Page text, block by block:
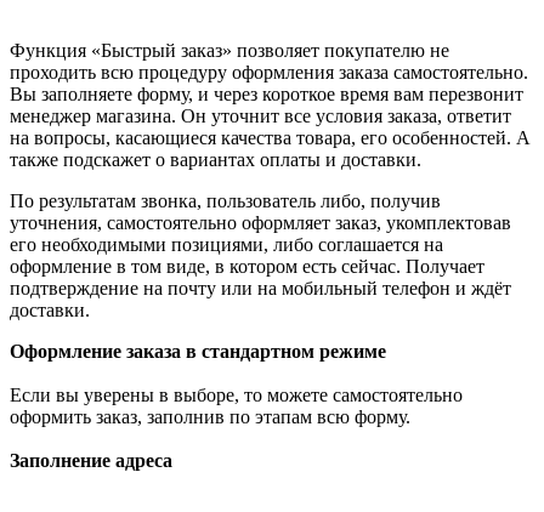
Функция «Быстрый заказ» позволяет покупателю не
проходить всю процедуру оформления заказа самостоятельно.
Вы заполняете форму, и через короткое время вам перезвонит
менеджер магазина. Он уточнит все условия заказа, ответит
на вопросы, касающиеся качества товара, его особенностей. А
также подскажет о вариантах оплаты и доставки.
По результатам звонка, пользователь либо, получив
уточнения, самостоятельно оформляет заказ, укомплектовав
его необходимыми позициями, либо соглашается на
оформление в том виде, в котором есть сейчас. Получает
подтверждение на почту или на мобильный телефон и ждёт
доставки.
Оформление заказа в стандартном режиме
Если вы уверены в выборе, то можете самостоятельно
оформить заказ, заполнив по этапам всю форму.
Заполнение адреса